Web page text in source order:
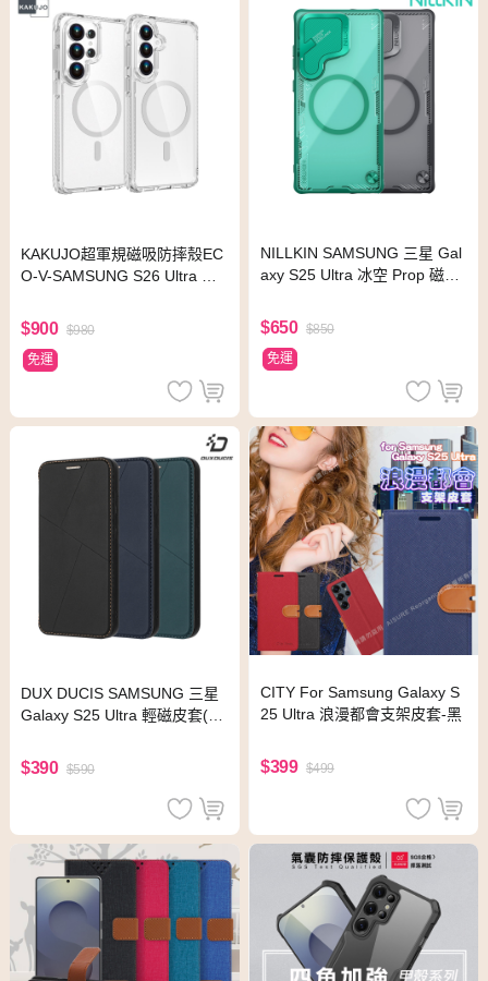
KAKUJO超軍規磁吸防摔殼EC
O-V-SAMSUNG S26 Ultra 透
$900 $980
免運
NILLKIN SAMSUNG 三星 Gal
axy S25 Ultra 冰空 Prop 磁吸
$650 $850
免運
DUX DUCIS SAMSUNG 三星
Galaxy S25 Ultra 輕磁皮套(孔
$390 $590
CITY For Samsung Galaxy S
25 Ultra 浪漫都會支架皮套-黑
$399 $499